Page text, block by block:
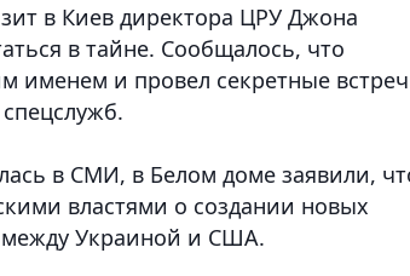
в Киев директора ЦРУ Джона
в тайне. Сообщалось, что
именем и провел секретные
в СМИ, в Белом доме заявили,
властями о создании новых
между Украиной и США.